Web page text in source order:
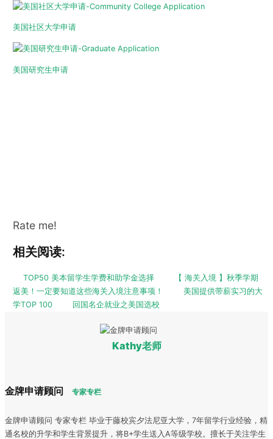
美国社区大学申请
美国研究生申请
Rate me!
相关阅读:
TOP50 美本留学生学费和助学金选择
【 海关入境 】秋季学期
返美！一定要知道这些海关入境注意事项！
美国提供带薪实习的大
学TOP 100
回国名企就业之美国选校
Kathy老师
金牌申请顾问 专家专栏
金牌申请顾问 专家专栏 毕业于藤校宾夕法尼亚大学，7年留学行业经验，精
通名校的升学和学生背景提升，将B+学生送入A等级学校。擅长于关注学生